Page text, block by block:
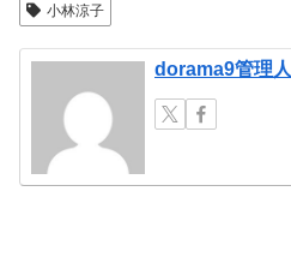
小林涼子
dorama9管理人